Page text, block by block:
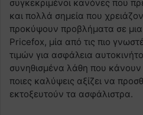
συγκεκριμένοι κανόνες που
και πολλά σημεία που
προκύψουν προβλήματα σε
Pricefox, μία από τις πιο
τιμών για ασφάλεια
συνηθισμένα λάθη που κάνουν
ποιες καλύψεις αξίζει να
εκτοξευτούν τα ασφάλιστρα.